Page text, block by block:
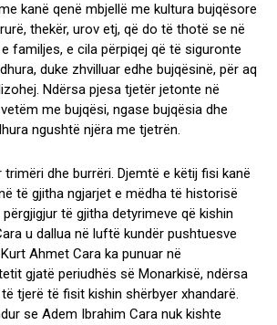
kanë qenë mbjellë me kultura bujqësore
thekër, urov etj, që do të thotë se në
familjes, e cila përpiqej që të siguronte
duke zhvilluar edhe bujqësinë, për aq
Ndërsa pjesa tjetër jetonte në
me bujqësi, ngase bujqësia dhe
ngushtë njëra me tjetrën.
trimëri dhe burrëri. Djemtë e këtij fisi kanë
të gjitha ngjarjet e mëdha të historisë
të gjitha detyrimeve që kishin
u dallua në luftë kundër pushtuesve
Ahmet Cara ka punuar në
gjatë periudhës së Monarkisë, ndërsa
tjerë të fisit kishin shërbyer xhandarë.
se Adem Ibrahim Cara nuk kishte